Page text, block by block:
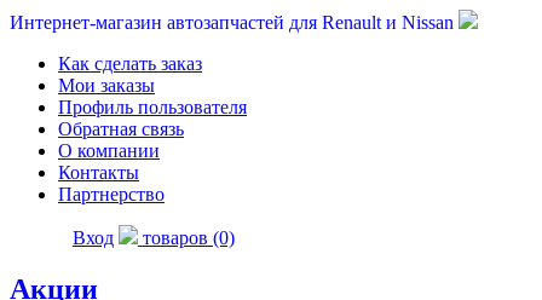
Интернет-магазин автозапчастей для Renault и Nissan
Как сделать заказ
Мои заказы
Профиль пользователя
Обратная связь
О компании
Контакты
Партнерство
Вход товаров (0)
Акции